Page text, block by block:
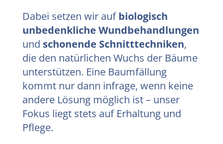
Dabei setzen wir aufbiologisch
unbedenkliche Wundbehandlungen
und schonende Schnitttechniken,
die den natürlichen Wuchs der Bäume
unterstützen. Eine Baumfällung
kommt nur dann infrage, wenn keine
andere Lösung möglich ist – unser
Fokus liegt stets auf Erhaltung und
Pflege.